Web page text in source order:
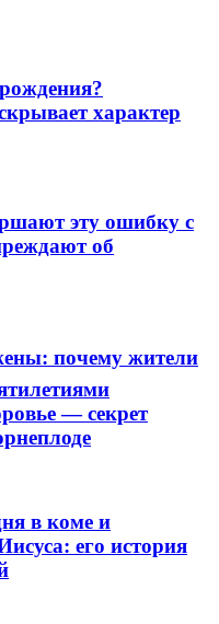
характер
эту ошибку с
об
почему жители
— секрет
в коме и
его история